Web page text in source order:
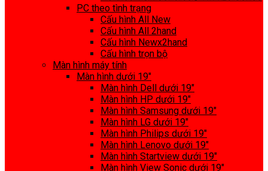
PC theo tình trạng
Cấu hình All New
Cấu hình All 2hand
Cấu hình Newx2hand
Cấu hình trọn bộ
Màn hình máy tính
Màn hình dưới 19″
Màn hình Dell dưới 19″
Màn hình HP dưới 19″
Màn hình Samsung dưới 19″
Màn hình LG dưới 19″
Màn hình Philips dưới 19″
Màn hình Lenovo dưới 19″
Màn hình Startview dưới 19″
Màn hình View Sonic dưới 19″